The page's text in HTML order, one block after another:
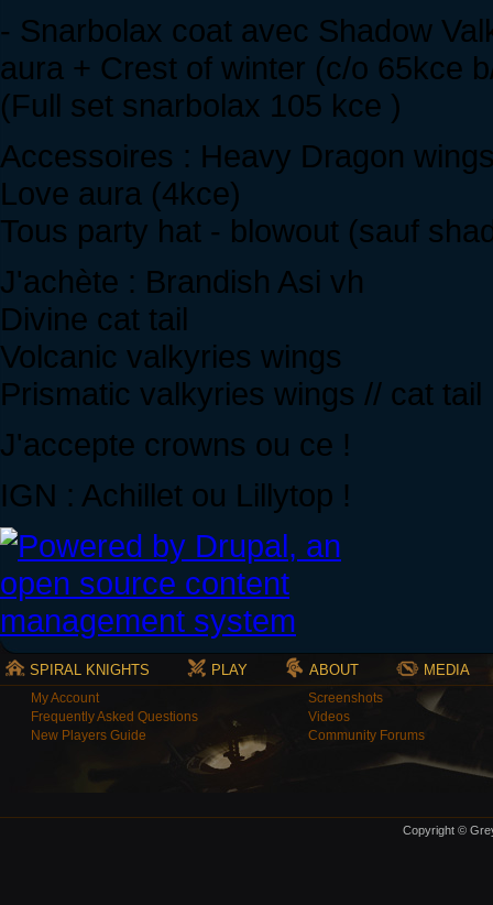
- Snarbolax coat avec Shadow
aura + Crest of winter (c/o 65kce
(Full set snarbolax 105 kce )
Accessoires : Heavy Dragon
Love aura (4kce)
Tous party hat - blowout (sauf
J'achète : Brandish Asi vh
Divine cat tail
Volcanic valkyries wings
Prismatic valkyries wings // cat tail
J'accepte crowns ou ce !
IGN : Achillet ou Lillytop !
SPIRAL KNIGHTS PLAY ABOUT MEDIA
My Account
Frequently Asked Questions
New Players Guide
Screenshots
Videos
Community Forums
Copyright ©